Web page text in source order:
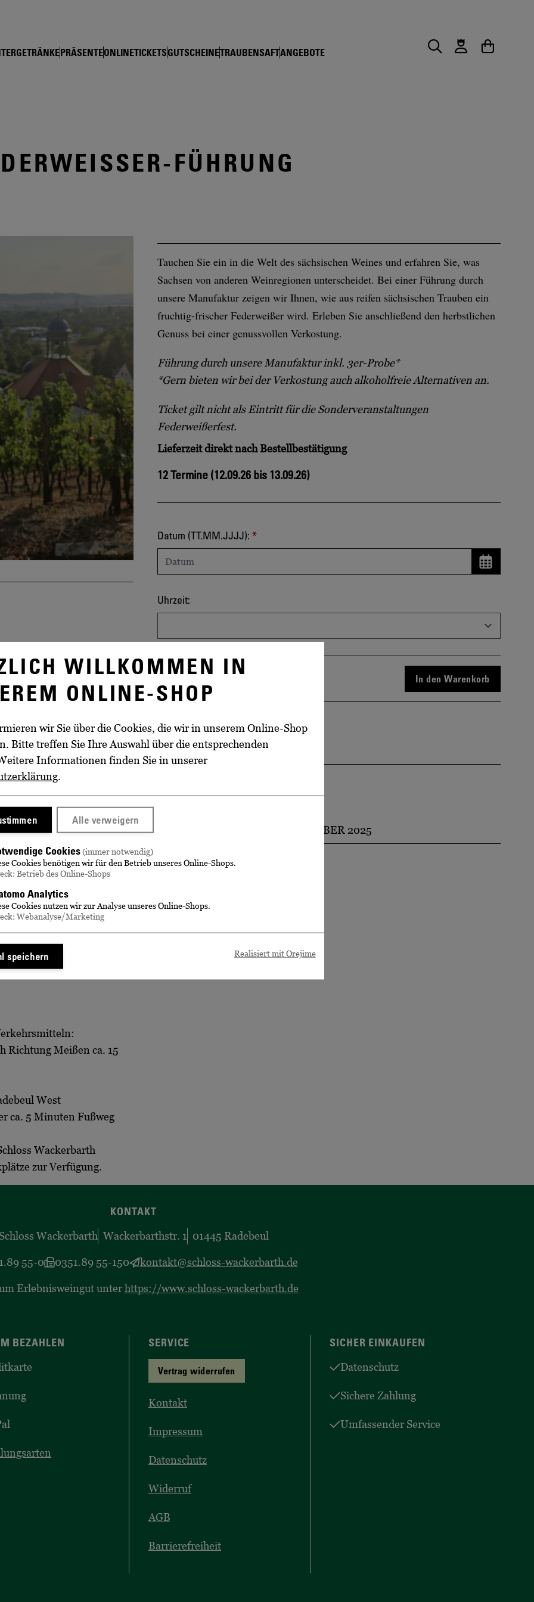
WILLKOMMEN IN
ONLINE-SHOP
wir Sie über die Cookies, die wir in unserem Online-Shop
Bitte treffen Sie Ihre Auswahl über die entsprechenden
Informationen finden Sie in unserer
.
Alle verweigern
Cookies(immer notwendig)
Cookies benötigen wir für den Betrieb unseres Online-Shops.
Betrieb des Online-Shops
Analytics
Cookies nutzen wir zur Analyse unseres Online-Shops.
Webanalyse/Marketing
speichern Realisiert mit Orejime
Schloss Wackerbarth
PRÄSENTEONLINETICKETSGUTSCHEINETRAUBENSAFTANGEBOTE Suche Warenkorb
FÜHRUNG
Tauchen Sie ein in die Welt des sächsischen Weines und erfahren Sie, was
Sachsen von anderen Weinregionen unterscheidet. Bei einer Führung durch
unsere Manufaktur zeigen wir Ihnen, wie aus reifen sächsischen Trauben ein
fruchtig-frischer Federweißer wird. Erleben Sie anschließend den herbstlichen
Genuss bei einer genussvollen Verkostung.
Führung durch unsere Manufaktur inkl. 3er-Probe*
*Gern bieten wir bei der Verkostung auch alkoholfreie Alternativen an.
Ticket gilt nicht als Eintritt für die Sonderveranstaltungen
Federweißerfest.
Lieferzeit direkt nach Bestellbestätigung
12 Termine (12.09.26 bis 13.09.26)
Datum und Uhrzeit
Datum (TT.MM.JJJJ):
Datum
Uhrzeit:
In den Warenkorb
es von Januar bis
anzupassen. Wir
bitten wir Sie, auf
Führungen durch
In unserer barocken
Richtung Meißen ca. 15
West
ca. 5 Minuten Fußweg
Wackerbarth
zur Verfügung.
WEITERE INFORMATIONEN
Beginn 13. & 14. SEPTEMBER 2025
Dauer
KONTAKT
Schloss Wackerbarth Wackerbarthstr. 1 01445 Radebeul
55-0 0351.89 55-150 kontakt@schloss-wackerbarth.de
Erlebnisweingut unter https://www.schloss-wackerbarth.de
BEZAHLEN SERVICE
Vertrag widerrufen
Kontakt
Impressum
Datenschutz
Widerruf
AGB
Barrierefreiheit
SICHER EINKAUFEN
Datenschutz
Sichere Zahlung
Umfassender Service